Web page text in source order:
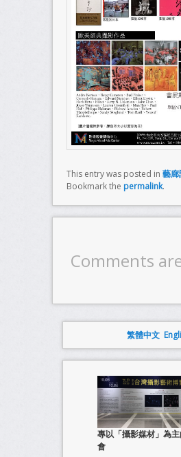
This entry was posted in 藝廊
Bookmark the permalink.
Comments
繁體中文
專以「攝影媒材」為
會